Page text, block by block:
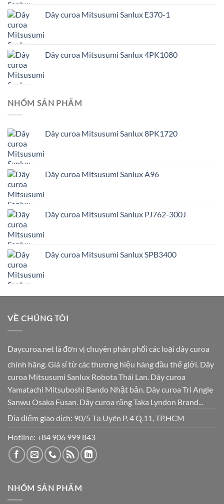
Dây curoa Mitsusumi Sanlux E370-1
Dây curoa Mitsusumi Sanlux 4PK1080
NHÓM SẢN PHẨM
Dây curoa Mitsusumi Sanlux 8PK1720
Dây curoa Mitsusumi Sanlux A96
Dây curoa Mitsusumi Sanlux PJ762-300J
Dây curoa Mitsusumi Sanlux SPB3400
VỀ CHÚNG TÔI
Daycuroa.net là đơn vị chuyên phân phối các loại dây curoa
chính hãng. Giá sỉ từ các thương hiệu hàng đầu thế giới. Dây
curoa Mitsusumi Sanlux Robota Thái Lan. Dây curoa
Yamatachi Mitsuboshi Bando Nhật bản. Dây curoa Tri Angle
Sanwu Osaka Fusan. Dây curoa răng Taka Lyndon Brand...
Địa điểm giao dịch: 90/5 Tạ Uyên P. 4 Q.11, TP.HCM
Hotline: +84 906 999 843
NHÓM SẢN PHẨM